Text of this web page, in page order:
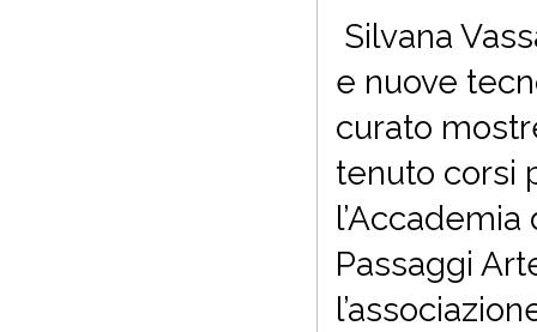
Silvana
e nuove
curato
tenuto corsi
Passaggi